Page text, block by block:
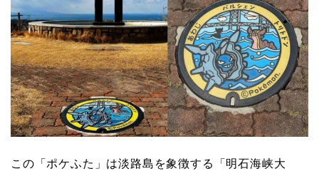
この「ポケふた」は淡路島を象徴する「明石海峡大